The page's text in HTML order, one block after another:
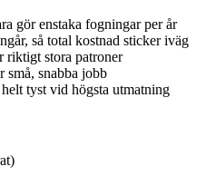
gör enstaka fogningar per år
så total kostnad sticker iväg
riktigt stora patroner
små, snabba jobb
tyst vid högsta utmatning